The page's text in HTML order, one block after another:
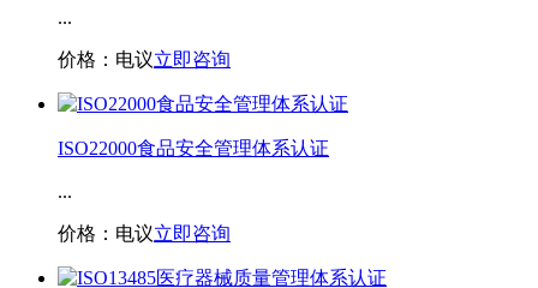
...
价格：电议立即咨询
ISO22000食品安全管理体系认证
...
价格：电议立即咨询